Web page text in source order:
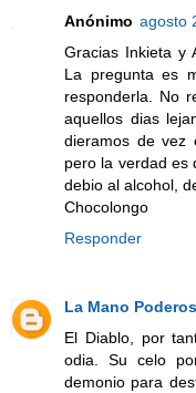
Anónimo agosto
Gracias Inkieta y
La pregunta es
responderla. No
aquellos dias
dieramos de vez
pero la verdad es
debio al alcohol,
Chocolongo
Responder
La Mano
El Diablo, por
odia. Su celo
demonio para